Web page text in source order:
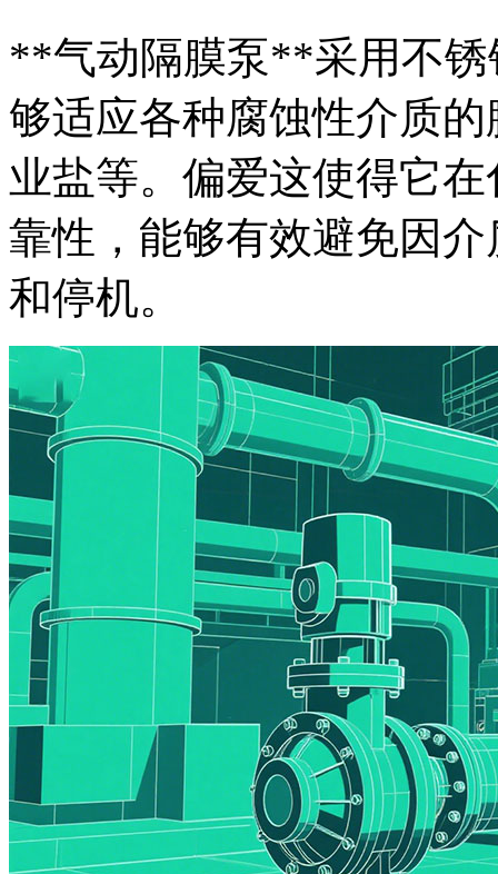
**气动隔膜泵**采用不锈
够适应各种腐蚀性介质
业盐等。偏爱这使得它
靠性，能够有效避免因
和停机。